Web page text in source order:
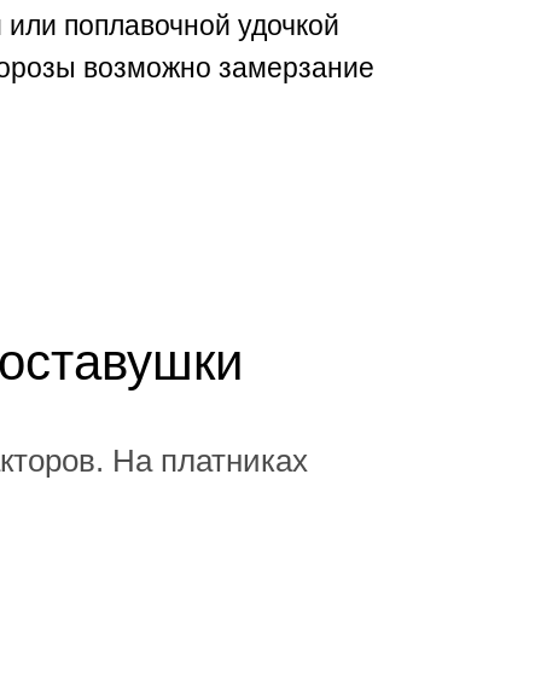
поплавочной удочкой
возможно замерзание
На платниках